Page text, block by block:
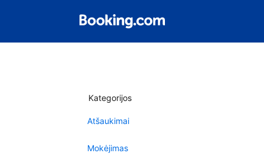
Kategorijos
Atšaukimai
Mokėjimas